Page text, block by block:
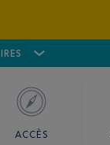
ACCÈS